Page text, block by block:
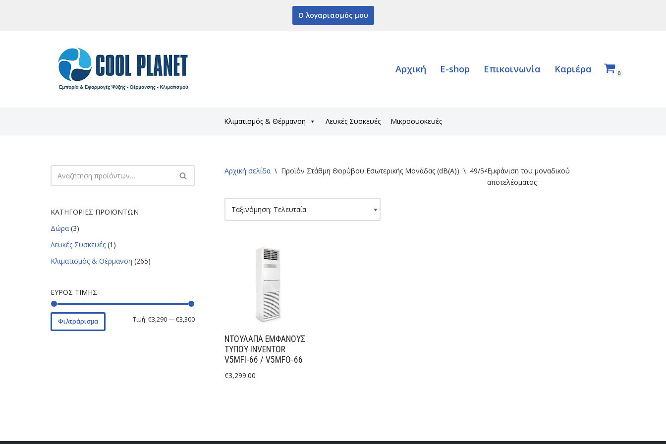
Ο λογαριασμός μου
Αρχική E-shop Επικοινωνία Καριέρα 0
Κλιματισμός & Θέρμανση Λευκές Συσκευές Μικροσυσκευές
ΚΑΤΗΓΟΡΊΕΣ ΠΡΟΪΌΝΤΩΝ
Δώρα (3)
Λευκές Συσκευές (1)
Κλιματισμός & Θέρμανση (265)
ΕΎΡΟΣ ΤΙΜΉΣ
Φιλτράρισμα Τιμή: €3,290—€3,300
Αρχική σελίδα \ Προϊόν Στάθμη Θορύβου Εσωτερικής Μονάδας (dB(A)) \ 49/54/58Εμφάνιση του μοναδικού
αποτελέσματος
ΝΤΟΥΛΑΠΑ ΕΜΦΑΝΟΥΣ
ΤΥΠΟΥ INVENTOR
V5MFI-66 / V5MFO-66
€3,299.00